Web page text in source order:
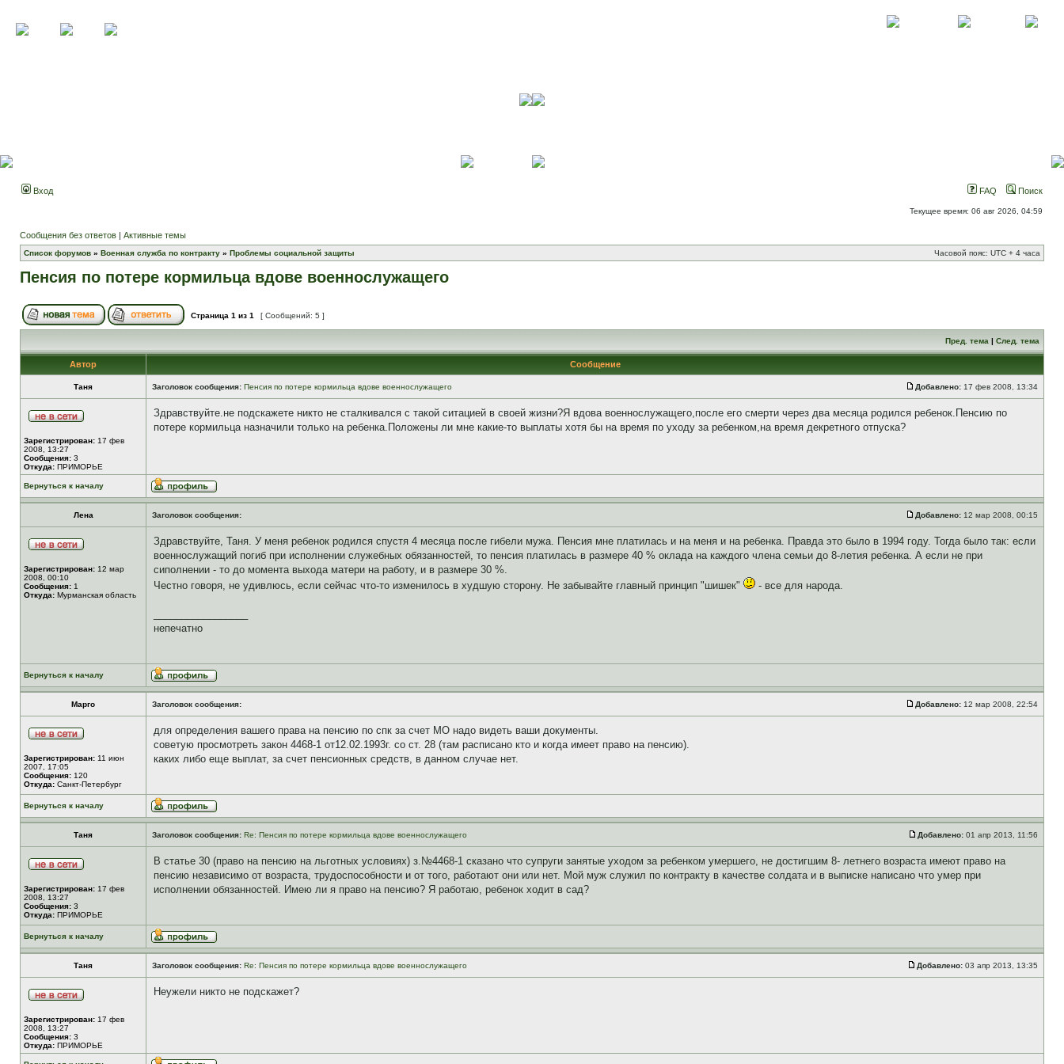
Вход FAQ Поиск
Текущее время: 06 авг 2026, 04:59
Сообщения без ответов | Активные темы
Список форумов » Военная служба по контракту » Проблемы социальной защиты Часовой пояс: UTC + 4 часа
Пенсия по потере кормильца вдове военнослужащего
Страница 1 из 1 [ Сообщений: 5 ]
Пред. тема | След. тема
Автор Сообщение
Таня Заголовок сообщения: Пенсия по потере кормильца вдове военнослужащего Добавлено: 17 фев 2008, 13:34
Зарегистрирован: 17 фев
2008, 13:27
Сообщения: 3
Откуда: ПРИМОРЬЕ
Здравствуйте.не подскажете никто не сталкивался с такой ситацией в своей жизни?Я вдова военнослужащего,после его смерти через два месяца родился ребенок.Пенсию по
потере кормильца назначили только на ребенка.Положены ли мне какие-то выплаты хотя бы на время по уходу за ребенком,на время декретного отпуска?
Вернуться к началу
Лена Заголовок сообщения: Добавлено: 12 мар 2008, 00:15
Зарегистрирован: 12 мар
2008, 00:10
Сообщения: 1
Откуда: Мурманская область
Здравствуйте, Таня. У меня ребенок родился спустя 4 месяца после гибели мужа. Пенсия мне платилась и на меня и на ребенка. Правда это было в 1994 году. Тогда было так: если
военнослужащий погиб при исполнении служебных обязанностей, то пенсия платилась в размере 40 % оклада на каждого члена семьи до 8-летия ребенка. А если не при
сиполнении - то до момента выхода матери на работу, и в размере 30 %.
Честно говоря, не удивлюсь, если сейчас что-то изменилось в худшую сторону. Не забывайте главный принцип "шишек"
- все для народа.
непечатно
Вернуться к началу
Марго Заголовок сообщения: Добавлено: 12 мар 2008, 22:54
Зарегистрирован: 11 июн
2007, 17:05
Сообщения: 120
Откуда: Санкт-Петербург
для определения вашего права на пенсию по спк за счет МО надо видеть ваши документы.
советую просмотреть закон 4468-1 от12.02.1993г. со ст. 28 (там расписано кто и когда имеет право на пенсию).
каких либо еще выплат, за счет пенсионных средств, в данном случае нет.
Вернуться к началу
Таня Заголовок сообщения: Re: Пенсия по потере кормильца вдове военнослужащего Добавлено: 01 апр 2013, 11:56
Зарегистрирован: 17 фев
2008, 13:27
Сообщения: 3
Откуда: ПРИМОРЬЕ
В статье 30 (право на пенсию на льготных условиях) з.№4468-1 сказано что супруги занятые уходом за ребенком умершего, не достигшим 8- летнего возраста имеют право на
пенсию независимо от возраста, трудоспособности и от того, работают они или нет. Мой муж служил по контракту в качестве солдата и в выписке написано что умер при
исполнении обязанностей. Имею ли я право на пенсию? Я работаю, ребенок ходит в сад?
Вернуться к началу
Таня Заголовок сообщения: Re: Пенсия по потере кормильца вдове военнослужащего Добавлено: 03 апр 2013, 13:35
Зарегистрирован: 17 фев
2008, 13:27
Сообщения: 3
Откуда: ПРИМОРЬЕ
Неужели никто не подскажет?